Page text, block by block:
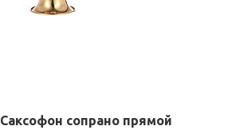
сопрано прямой